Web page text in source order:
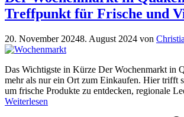
Treffpunkt für Frische und
20. November 20248. August 2024 von
Das Wichtigste in Kürze Der Wochenmarkt in
mehr als nur ein Ort zum Einkaufen. Hier trifft
um frische Produkte zu entdecken, regionale
Weiterlesen